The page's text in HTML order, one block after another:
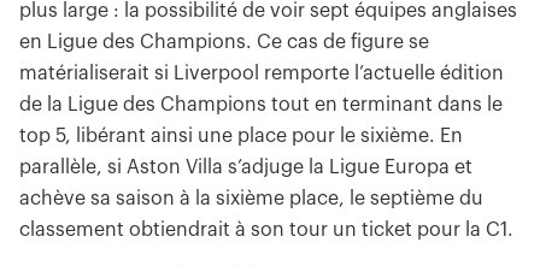
plus large : la possibilité de voir sept équipes anglaises
en Ligue des Champions. Ce cas de figure se
matérialiserait si Liverpool remporte l’actuelle édition
de la Ligue des Champions tout en terminant dans le
top 5, libérant ainsi une place pour le sixième. En
parallèle, si Aston Villa s’adjuge la Ligue Europa et
achève sa saison à la sixième place, le septième du
classement obtiendrait à son tour un ticket pour la C1.